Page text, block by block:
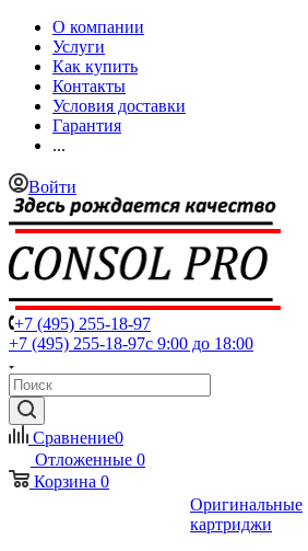
О компании
Услуги
Как купить
Контакты
Условия доставки
Гарантия
...
Войти
+7 (495) 255-18-97
+7 (495) 255-18-97с 9:00 до 18:00
Сравнение0
Отложенные 0
Корзина 0
Оригинальные
картриджи